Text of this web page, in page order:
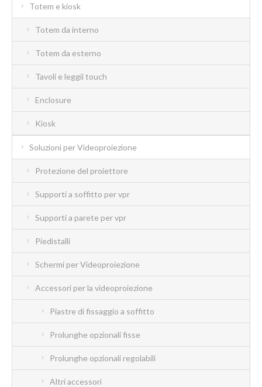
Totem e kiosk
Totem da interno
Totem da esterno
Tavoli e leggii touch
Enclosure
Kiosk
Soluzioni per Videoproiezione
Protezione del proiettore
Supporti a soffitto per vpr
Supporti a parete per vpr
Piedistalli
Schermi per Videoproiezione
Accessori per la videoproiezione
Piastre di fissaggio a soffitto
Prolunghe opzionali fisse
Prolunghe opzionali regolabili
Altri accessori